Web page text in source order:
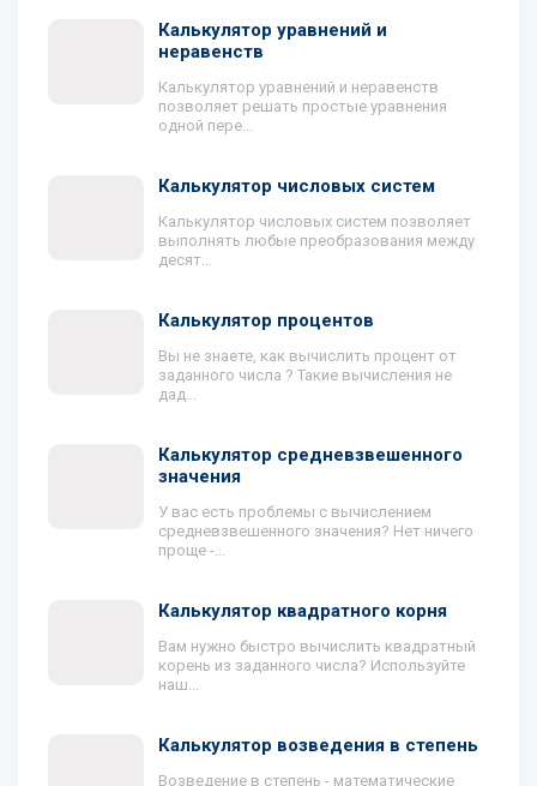
Калькулятор уравнений и
неравенств
Калькулятор уравнений и неравенств
позволяет решать простые уравнения
одной пере...
Калькулятор числовых систем
Калькулятор числовых систем позволяет
выполнять любые преобразования между
десят...
Калькулятор процентов
Вы не знаете, как вычислить процент от
заданного числа ? Такие вычисления не
дад...
Калькулятор средневзвешенного
значения
У вас есть проблемы с вычислением
средневзвешенного значения? Нет ничего
проще -...
Калькулятор квадратного корня
Вам нужно быстро вычислить квадратный
корень из заданного числа? Используйте
наш...
Калькулятор возведения в степень
Возведение в степень - математические